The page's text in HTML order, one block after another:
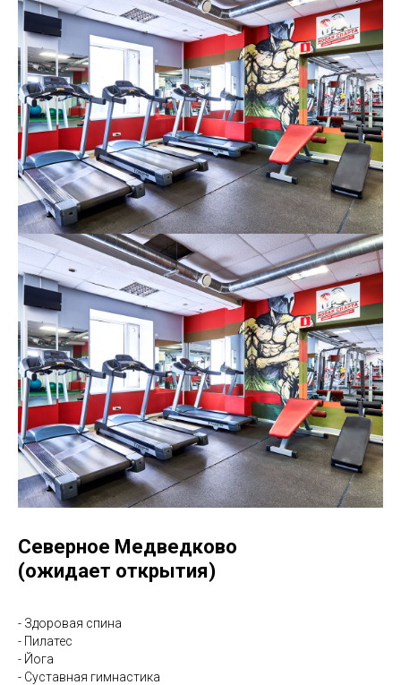
Северное Медведково
(ожидает открытия)
- Здоровая спина
- Пилатес
- Йога
- Суставная гимнастика